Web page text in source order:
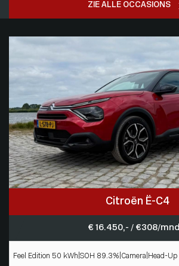
ZIE ALLE OCCASIONS
Citroën Ë-C4
€ 16.450,- / € 308/mnd
Feel Edition 50 kWh|SOH 89.3%|Camera|Head-Up